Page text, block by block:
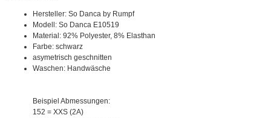
Hersteller: So Danca by Rumpf
Modell: So Danca E10519
Material: 92% Polyester, 8% Elasthan
Farbe: schwarz
asymetrisch geschnitten
Waschen: Handwäsche
Beispiel Abmessungen:
152 = XXS (2A)